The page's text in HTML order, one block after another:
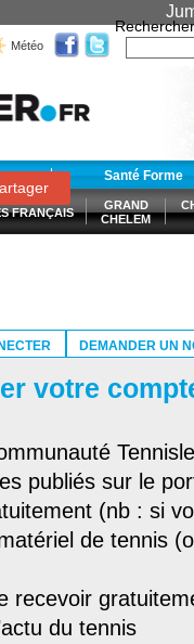
Météo
Rechercher
Santé Forme
FRANÇAIS
GRAND
CHELEM
DEMANDER UN
votre
publiés sur le
(nb : si
de tennis
recevoir
du tennis